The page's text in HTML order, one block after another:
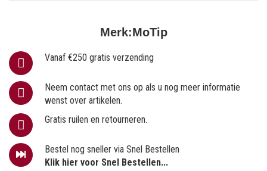
Merk:MoTip
Vanaf €250 gratis verzending
Neem contact met ons op als u nog meer informatie
wenst over artikelen.
Gratis ruilen en retourneren.
Bestel nog sneller via Snel Bestellen
Klik hier voor Snel Bestellen...